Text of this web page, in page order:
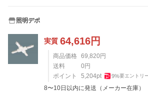
照明デポ
実質 64,616円
商品価格 69,820円
送料
0円
ポイント
5,204pt 9%要エントリ
8〜10日以内に発送（メーカー在庫）